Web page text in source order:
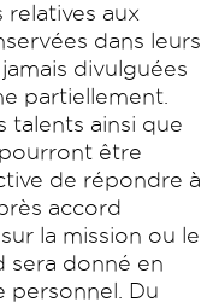
aux
dans leurs
divulguées
partiellement.
talents ainsi que
être
de répondre à
accord
la mission ou le
sera donné en
personnel. Du